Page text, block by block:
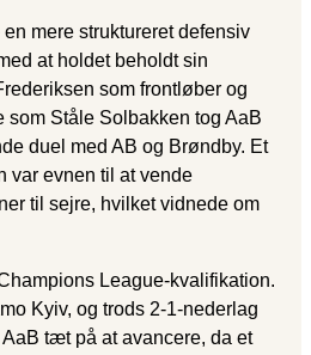
mere struktureret defensiv
at holdet beholdt sin
som frontløber og
som Ståle Solbakken tog AaB
duel med AB og Brøndby. Et
var evnen til at vende
til sejre, hvilket vidnede om
League-kvalifikation.
Kyiv, og trods 2-1-nederlag
tæt på at avancere, da et